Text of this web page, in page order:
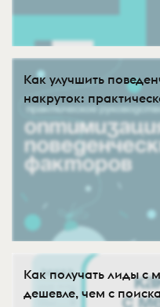
Как улучшить
накруток:
Как получать лиды с
дешевле, чем с